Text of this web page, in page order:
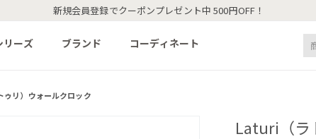
新規会員登録でクーポンプレゼント中 500円OFF！
リーズ ブランド コーディネート
リ）ウォールクロック
Laturi（ラ